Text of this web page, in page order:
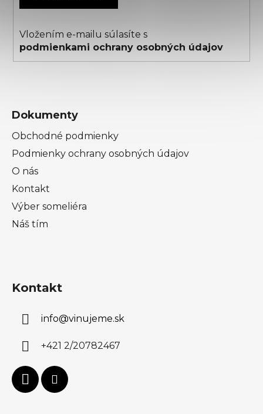
Vložením e-mailu súlasíte s
podmienkami ochrany osobných údajov
Dokumenty
Obchodné podmienky
Podmienky ochrany osobných údajov
O nás
Kontakt
Výber someliéra
Náš tím
Kontakt
info@vinujeme.sk
+421 2/20782467